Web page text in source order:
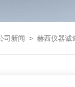
司新闻 > 赫西仪器诚邀您参加